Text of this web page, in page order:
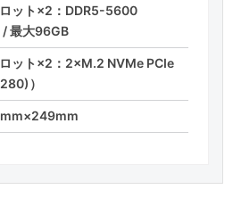
ット×2：DDR5-5600
最大96GB
ット×2：2×M.2 NVMe PCIe
）